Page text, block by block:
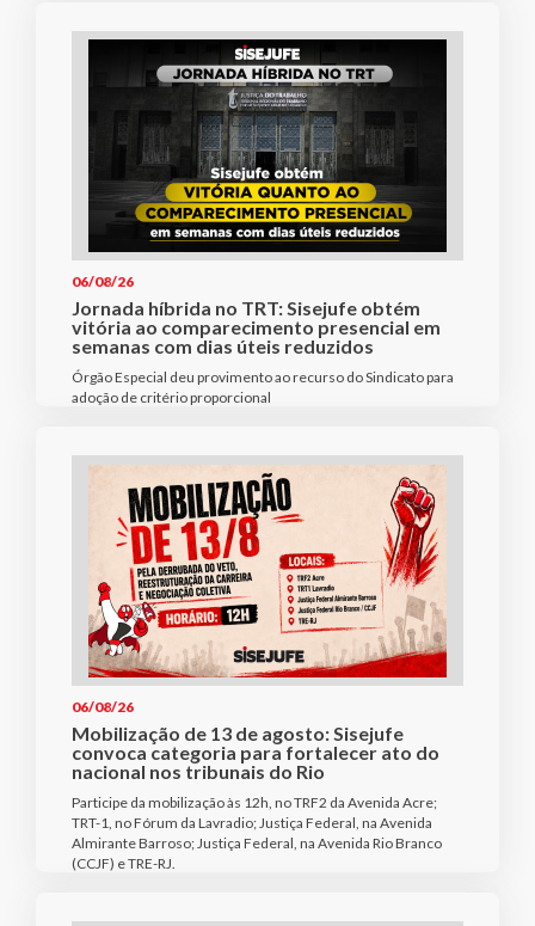
06/08/26
Jornada híbrida no TRT: Sisejufe obtém
vitória ao comparecimento presencial em
semanas com dias úteis reduzidos
Órgão Especial deu provimento ao recurso do Sindicato para
adoção de critério proporcional
06/08/26
Mobilização de 13 de agosto: Sisejufe
convoca categoria para fortalecer ato do
nacional nos tribunais do Rio
Participe da mobilização às 12h, no TRF2 da Avenida Acre;
TRT-1, no Fórum da Lavradio; Justiça Federal, na Avenida
Almirante Barroso; Justiça Federal, na Avenida Rio Branco
(CCJF) e TRE-RJ.